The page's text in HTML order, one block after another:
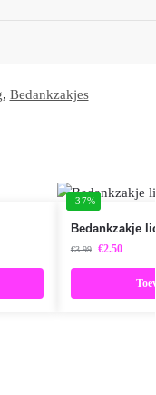
, Bedankzakjes
-37%
Bedankzakje
€3.99 €2.50